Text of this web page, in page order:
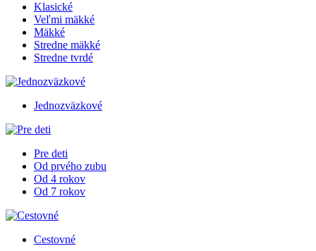
Klasické
Veľmi mäkké
Mäkké
Stredne mäkké
Stredne tvrdé
Jednozväzkové
Pre deti
Od prvého zubu
Od 4 rokov
Od 7 rokov
Cestovné